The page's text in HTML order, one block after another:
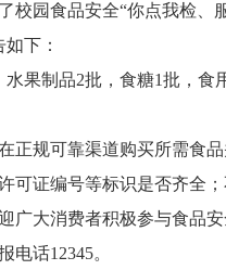
食品安全“你点我检、
下：
果制品2批，食糖1批，
正规可靠渠道购买所需食
可证编号等标识是否齐全
广大消费者积极参与食品
话12345。